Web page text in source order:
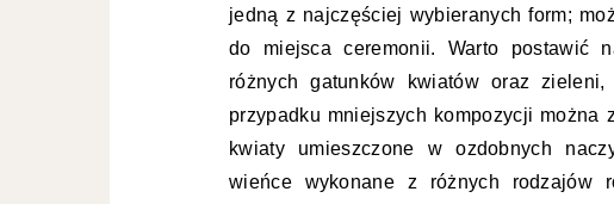
jedną z najczęściej wybieranych form;
do miejsca ceremonii. Warto postawić
różnych gatunków kwiatów oraz
przypadku mniejszych kompozycji
kwiaty umieszczone w ozdobnych
wieńce wykonane z różnych rodzajów